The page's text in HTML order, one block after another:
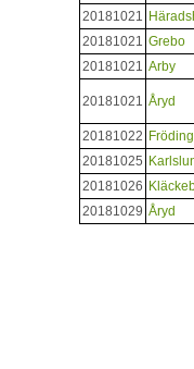
20181021
20181021 Grebo
20181021 Arby
20181021 Åryd
20181022
20181025
20181026
20181029 Åryd